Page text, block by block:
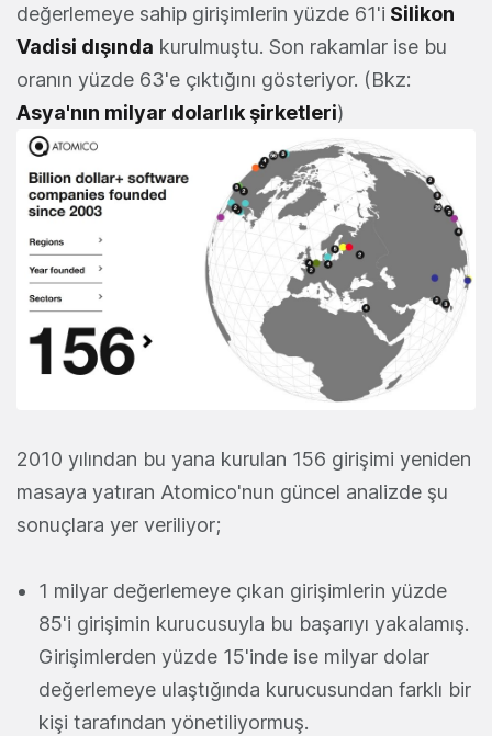
değerlemeye sahip girişimlerin yüzde 61'i Silikon
Vadisi dışında kurulmuştu. Son rakamlar ise bu
oranın yüzde 63'e çıktığını gösteriyor. (Bkz:
Asya'nın milyar dolarlık şirketleri)
2010 yılından bu yana kurulan 156 girişimi yeniden
masaya yatıran Atomico'nun güncel analizde şu
sonuçlara yer veriliyor;
1 milyar değerlemeye çıkan girişimlerin yüzde
85'i girişimin kurucusuyla bu başarıyı yakalamış.
Girişimlerden yüzde 15'inde ise milyar dolar
değerlemeye ulaştığında kurucusundan farklı bir
kişi tarafından yönetiliyormuş.